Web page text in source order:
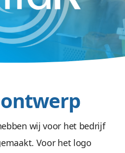
wij voor het bedrijf
Voor het logo